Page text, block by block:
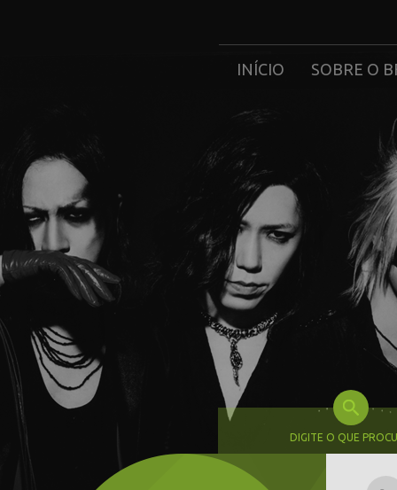
INÍCIO SOBRE O
DIGITE O QUE